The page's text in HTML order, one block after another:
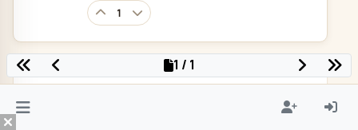
1
РЕКЛАМА 1 / 1